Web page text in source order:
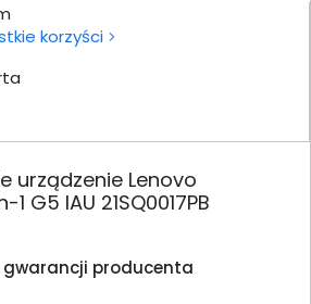
korzyści
urządzenie Lenovo
G5 IAU 21SQ0017PB
gwarancji producenta